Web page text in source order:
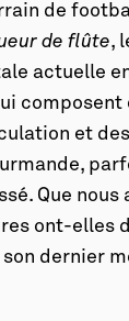
de
de flûte,
actuelle
et
Que
ont-elles
dernier